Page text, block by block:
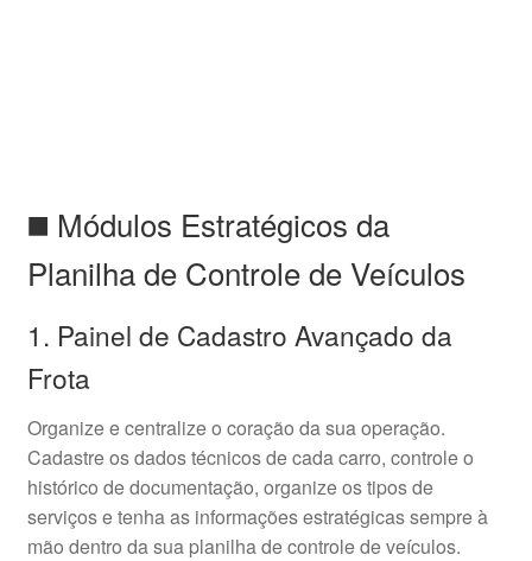
◼️ Módulos Estratégicos da
Planilha de Controle de Veículos
1. Painel de Cadastro Avançado da
Frota
Organize e centralize o coração da sua operação.
Cadastre os dados técnicos de cada carro, controle o
histórico de documentação, organize os tipos de
serviços e tenha as informações estratégicas sempre à
mão dentro da sua planilha de controle de veículos.